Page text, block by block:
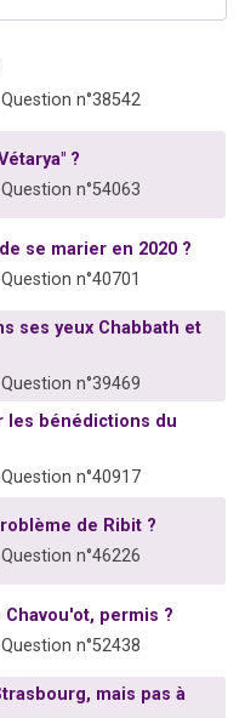
2 personnes viennent de nous rejoindre sur WhatsApp
faire un don pour Tsédaka : pauvres d'Israel
don pour 1 Journée de Vacances Pour les Enfants
n°38542
?
n°54063
se marier en 2020 ?
n°40701
ses yeux Chabbath et
n°39469
les bénédictions du
n°40917
de Ribit ?
n°46226
permis ?
n°52438
mais pas à